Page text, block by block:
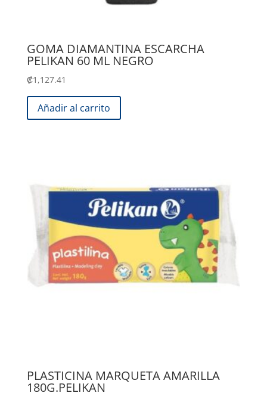
GOMA DIAMANTINA ESCARCHA
PELIKAN 60 ML NEGRO
₡1,127.41
Añadir al carrito
PLASTICINA MARQUETA AMARILLA
180G.PELIKAN